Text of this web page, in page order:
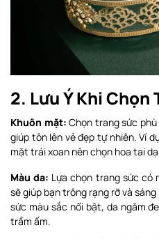
2. Lưu Ý Khi Chọn
Khuôn mặt: Chọn trang sức
giúp tôn lên vẻ đẹp tự nhiên. Ví
mặt trái xoan nên chọn hoa tai
Màu da: Lựa chọn trang sức có
sẽ giúp bạn trông rạng rỡ và
sức màu sắc nổi bật, da ngăm
trầm ấm.